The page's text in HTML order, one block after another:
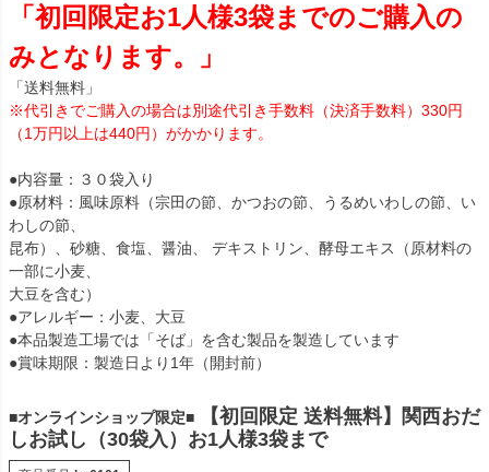
「初回限定お1人様3袋までのご購入の
みとなります。」
「送料無料」
※代引きでご購入の場合は別途代引き手数料（決済手数料）330円
（1万円以上は440円）がかかります。
●内容量：３０袋入り
●原材料：風味原料（宗田の節、かつおの節、うるめいわしの節、い
わしの節、
昆布）、砂糖、食塩、醤油、 デキストリン、酵母エキス（原材料の
一部に小麦、
大豆を含む）
●アレルギー：小麦、大豆
●本品製造工場では「そば」を含む製品を製造しています
●賞味期限：製造日より1年（開封前）
■オンラインショップ限定■
【初回限定 送料無料】関西おだ
しお試し（30袋入）お1人様3袋まで